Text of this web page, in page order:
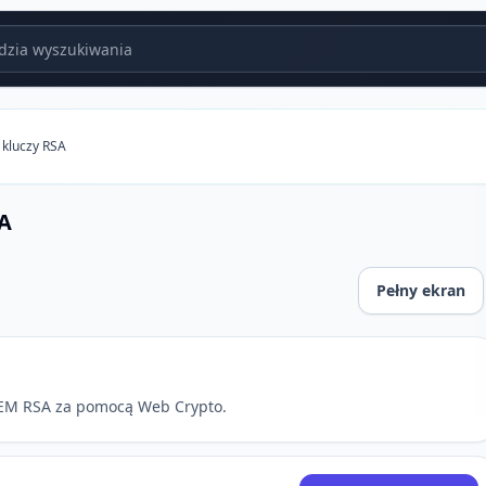
RSA
Pełny ekran
RSA za pomocą Web Crypto.